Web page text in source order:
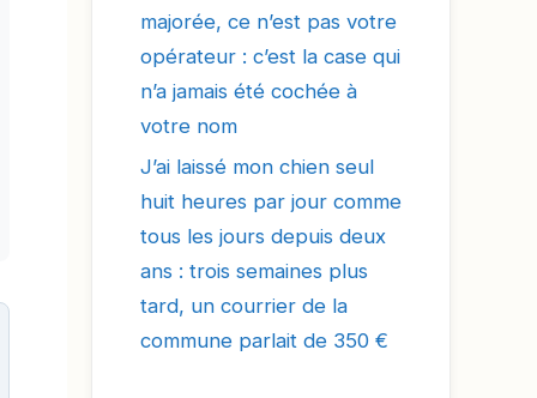
majorée, ce n’est pas votre
opérateur : c’est la case qui
n’a jamais été cochée à
votre nom
J’ai laissé mon chien seul
huit heures par jour comme
tous les jours depuis deux
ans : trois semaines plus
tard, un courrier de la
commune parlait de 350 €